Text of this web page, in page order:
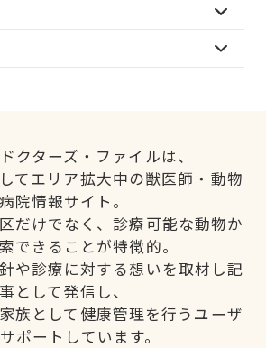
クターズ・ファイルは、
てエリア拡大中の獣医師・動物
病院情報サイト。
だけでなく、診療可能な動物か
できることが特徴的。
や診療に対する想いを取材し記
事として発信し、
族として健康管理を行うユーザ
ポートしています。